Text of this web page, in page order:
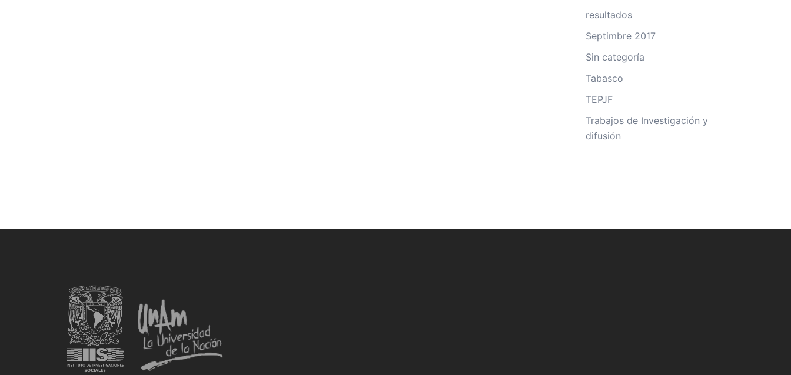
resultados
Septimbre 2017
Sin categoría
Tabasco
TEPJF
Trabajos de Investigación y
difusión